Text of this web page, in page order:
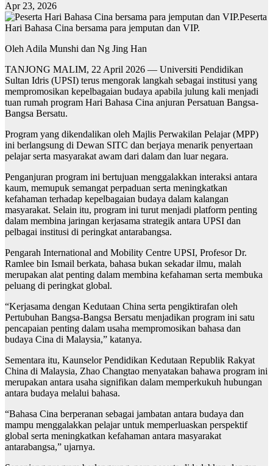
Apr 23, 2026
Peserta
Hari Bahasa Cina bersama para jemputan dan VIP.
Oleh Adila Munshi dan Ng Jing Han
TANJONG MALIM, 22 April 2026 — Universiti Pendidikan
Sultan Idris (UPSI) terus mengorak langkah sebagai institusi yang
mempromosikan kepelbagaian budaya apabila julung kali menjadi
tuan rumah program Hari Bahasa Cina anjuran Persatuan Bangsa-
Bangsa Bersatu.
Program yang dikendalikan oleh Majlis Perwakilan Pelajar (MPP)
ini berlangsung di Dewan SITC dan berjaya menarik penyertaan
pelajar serta masyarakat awam dari dalam dan luar negara.
Penganjuran program ini bertujuan menggalakkan interaksi antara
kaum, memupuk semangat perpaduan serta meningkatkan
kefahaman terhadap kepelbagaian budaya dalam kalangan
masyarakat. Selain itu, program ini turut menjadi platform penting
dalam membina jaringan kerjasama strategik antara UPSI dan
pelbagai institusi di peringkat antarabangsa.
Pengarah International and Mobility Centre UPSI, Profesor Dr.
Ramlee bin Ismail berkata, bahasa bukan sekadar ilmu, malah
merupakan alat penting dalam membina kefahaman serta membuka
peluang di peringkat global.
“Kerjasama dengan Kedutaan China serta pengiktirafan oleh
Pertubuhan Bangsa-Bangsa Bersatu menjadikan program ini satu
pencapaian penting dalam usaha mempromosikan bahasa dan
budaya Cina di Malaysia,” katanya.
Sementara itu, Kaunselor Pendidikan Kedutaan Republik Rakyat
China di Malaysia, Zhao Changtao menyatakan bahawa program ini
merupakan antara usaha signifikan dalam memperkukuh hubungan
antara budaya melalui bahasa.
“Bahasa Cina berperanan sebagai jambatan antara budaya dan
mampu menggalakkan pelajar untuk memperluaskan perspektif
global serta meningkatkan kefahaman antara masyarakat
antarabangsa,” ujarnya.